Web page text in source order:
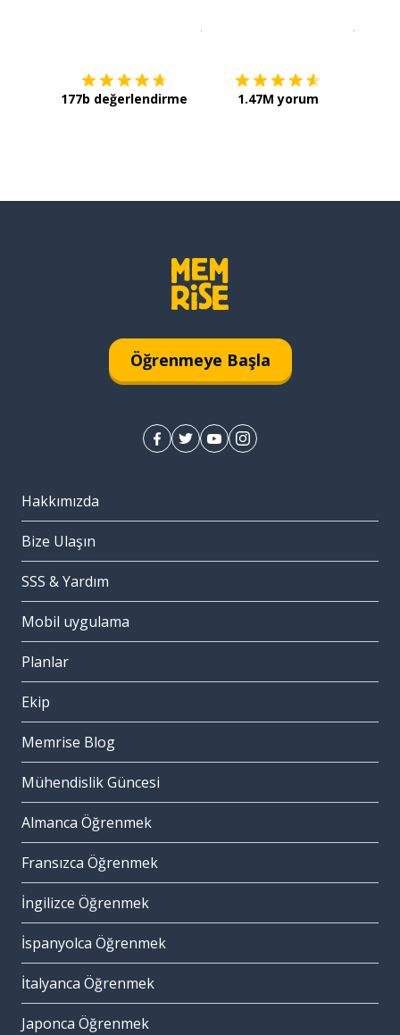
177b değerlendirme 1.47M yorum
Öğrenmeye Başla
Hakkımızda
Bize Ulaşın
SSS & Yardım
Mobil uygulama
Planlar
Ekip
Memrise Blog
Mühendislik Güncesi
Almanca Öğrenmek
Fransızca Öğrenmek
İngilizce Öğrenmek
İspanyolca Öğrenmek
İtalyanca Öğrenmek
Japonca Öğrenmek